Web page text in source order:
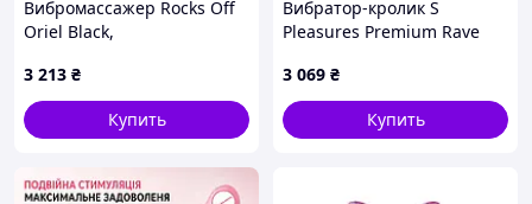
Вибромассажер Rocks Off
Oriel Black,
гибкая головка, небольшой
и мощный, LED-подс
3 213 ₴
Купить
Вибратор-кролик S
Pleasures Premium Rave
3 069 ₴
Купить